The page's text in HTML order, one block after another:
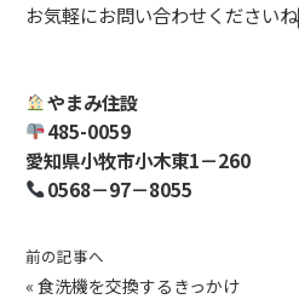
お気軽にお問い合わせくださいね
やまみ住設
485-0059
愛知県小牧市小木東1－260
0568－97－8055
前の記事へ
« 食洗機を交換するきっかけ